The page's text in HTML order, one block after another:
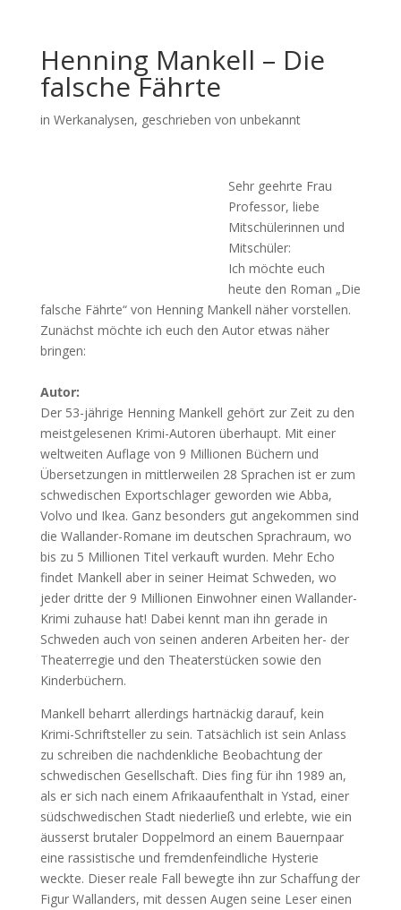
Henning Mankell – Die
falsche Fährte
in Werkanalysen, geschrieben von unbekannt
Sehr geehrte Frau
Professor, liebe
Mitschülerinnen und
Mitschüler:
Ich möchte euch
heute den Roman „Die
falsche Fährte“ von Henning Mankell näher vorstellen.
Zunächst möchte ich euch den Autor etwas näher
bringen:
Autor:
Der 53-jährige Henning Mankell gehört zur Zeit zu den
meistgelesenen Krimi-Autoren überhaupt. Mit einer
weltweiten Auflage von 9 Millionen Büchern und
Übersetzungen in mittlerweilen 28 Sprachen ist er zum
schwedischen Exportschlager geworden wie Abba,
Volvo und Ikea. Ganz besonders gut angekommen sind
die Wallander-Romane im deutschen Sprachraum, wo
bis zu 5 Millionen Titel verkauft wurden. Mehr Echo
findet Mankell aber in seiner Heimat Schweden, wo
jeder dritte der 9 Millionen Einwohner einen Wallander-
Krimi zuhause hat! Dabei kennt man ihn gerade in
Schweden auch von seinen anderen Arbeiten her- der
Theaterregie und den Theaterstücken sowie den
Kinderbüchern.
Mankell beharrt allerdings hartnäckig darauf, kein
Krimi-Schriftsteller zu sein. Tatsächlich ist sein Anlass
zu schreiben die nachdenkliche Beobachtung der
schwedischen Gesellschaft. Dies fing für ihn 1989 an,
als er sich nach einem Afrikaaufenthalt in Ystad, einer
südschwedischen Stadt niederließ und erlebte, wie ein
äusserst brutaler Doppelmord an einem Bauernpaar
eine rassistische und fremdenfeindliche Hysterie
weckte. Dieser reale Fall bewegte ihn zur Schaffung der
Figur Wallanders, mit dessen Augen seine Leser einen